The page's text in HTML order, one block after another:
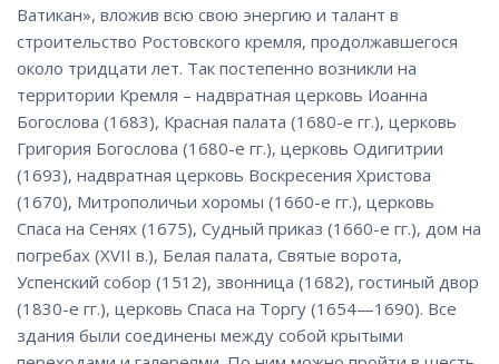
Ватикан», вложив всю свою энергию и талант в
строительство Ростовского кремля, продолжавшегося
около тридцати лет. Так постепенно возникли на
территории Кремля – надвратная церковь Иоанна
Богослова (1683), Красная палата (1680-е гг.), церковь
Григория Богослова (1680-е гг.), церковь Одигитрии
(1693), надвратная церковь Воскресения Христова
(1670), Митрополичьи хоромы (1660-е гг.), церковь
Спаса на Сенях (1675), Судный приказ (1660-е гг.), дом на
погребах (XVII в.), Белая палата, Святые ворота,
Успенский собор (1512), звонница (1682), гостиный двор
(1830-е гг.), церковь Спаса на Торгу (1654—1690). Все
здания были соединены между собой крытыми